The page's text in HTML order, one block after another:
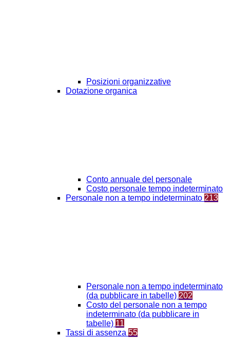
Posizioni organizzative
Dotazione organica
Conto annuale del personale
Costo personale tempo indeterminato
Personale non a tempo indeterminato 213
Personale non a tempo indeterminato
(da pubblicare in tabelle) 202
Costo del personale non a tempo
indeterminato (da pubblicare in
tabelle) 11
Tassi di assenza 55